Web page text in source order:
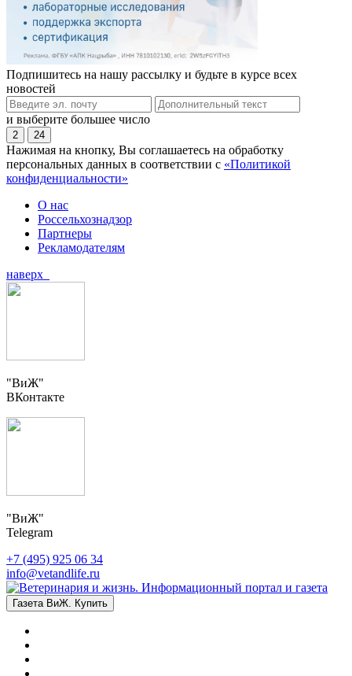
Подпишитесь на нашу рассылку и будьте в курсе всех
новостей
и выберите большее число
2 24
Нажимая на кнопку, Вы соглашаетесь на обработку
персональных данных в соответствии с «Политикой
конфиденциальности»
О нас
Россельхознадзор
Партнеры
Рекламодателям
наверх
"ВиЖ"
ВКонтакте
"ВиЖ"
Telegram
+7 (495) 925 06 34
info@vetandlife.ru
Газета ВиЖ. Купить